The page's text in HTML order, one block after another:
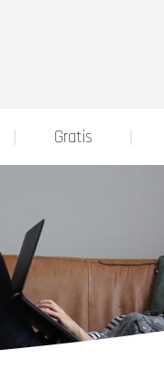
Gratis